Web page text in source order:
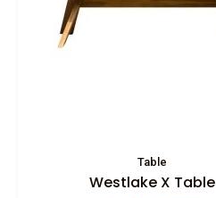
Table
Westlake X Table